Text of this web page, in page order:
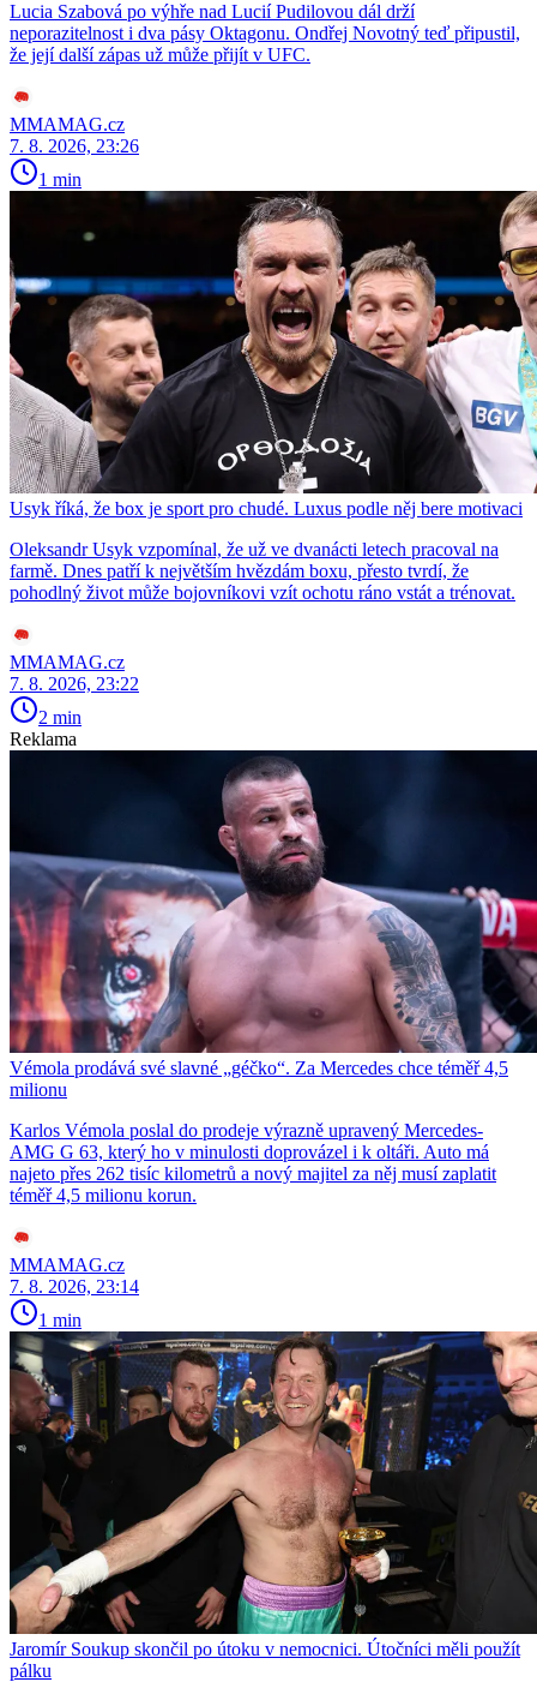
Lucia Szabová po výhře nad Lucií Pudilovou dál drží
neporazitelnost i dva pásy Oktagonu. Ondřej Novotný teď připustil,
že její další zápas už může přijít v UFC.
MMAMAG.cz
7. 8. 2026, 23:26
1 min
Usyk říká, že box je sport pro chudé. Luxus podle něj bere motivaci
Oleksandr Usyk vzpomínal, že už ve dvanácti letech pracoval na
farmě. Dnes patří k největším hvězdám boxu, přesto tvrdí, že
pohodlný život může bojovníkovi vzít ochotu ráno vstát a trénovat.
MMAMAG.cz
7. 8. 2026, 23:22
2 min
Reklama
Vémola prodává své slavné „géčko“. Za Mercedes chce téměř 4,5
milionu
Karlos Vémola poslal do prodeje výrazně upravený Mercedes-
AMG G 63, který ho v minulosti doprovázel i k oltáři. Auto má
najeto přes 262 tisíc kilometrů a nový majitel za něj musí zaplatit
téměř 4,5 milionu korun.
MMAMAG.cz
7. 8. 2026, 23:14
1 min
Jaromír Soukup skončil po útoku v nemocnici. Útočníci měli použít
pálku